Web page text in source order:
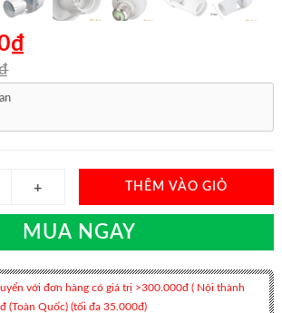
THÊM VÀO GIỎ
MUA NGAY
với đơn hàng có giá trị >300.000đ ( Nội thành
(Toàn Quốc) (tối đa 35.000đ)